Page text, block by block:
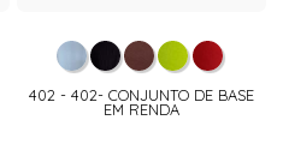
402 - 402- CONJUNTO DE BASE
EM RENDA